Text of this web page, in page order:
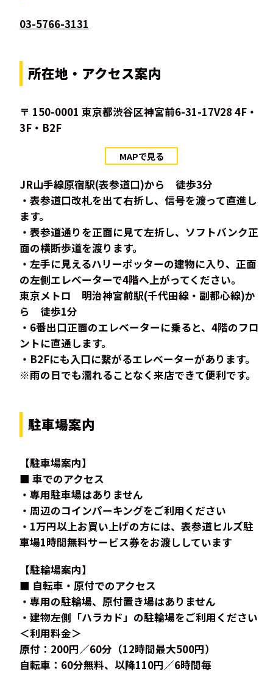
03-5766-3131
所在地・アクセス案内
〒 150-0001 東京都渋谷区神宮前6-31-17V28 4F・
3F・B2F
MAPで見る
JR山手線原宿駅(表参道口)から 徒歩3分
・表参道口改札を出て右折し、信号を渡って直進し
ます。
・表参道通りを正面に見て左折し、ソフトバンク正
面の横断歩道を渡ります。
・左手に見えるハリーポッターの建物に入り、正面
の左側エレベーターで4階へ上がってください。
東京メトロ 明治神宮前駅(千代田線・副都心線)か
ら 徒歩1分
・6番出口正面のエレベーターに乗ると、4階のフロ
ントに直通します。
・B2Fにも入口に繋がるエレベーターがあります。
※雨の日でも濡れることなく来店できて便利です。
駐車場案内
【駐車場案内】
■ 車でのアクセス
・専用駐車場はありません
・周辺のコインパーキングをご利用ください
・1万円以上お買い上げの方には、表参道ヒルズ駐
車場1時間無料サービス券をお渡ししています
【駐輪場案内】
■ 自転車・原付でのアクセス
・専用の駐輪場、原付置き場はありません
・建物左側「ハラカド」の駐輪場をご利用ください
＜利用料金＞
原付：200円／60分（12時間最大500円）
自転車：60分無料、以降110円／6時間毎